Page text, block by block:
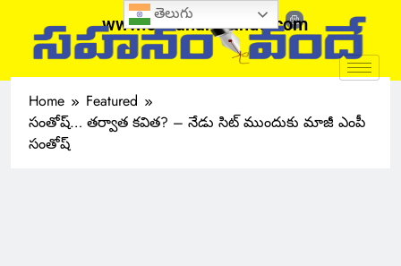
www.sahanamvande.com
Home
Featured
సంతోష్‌… తర్వాత కవిత? – నేడు సిట్ ముందుకు మాజీ ఎంపీ
సంతోష్‌
తెలుగు